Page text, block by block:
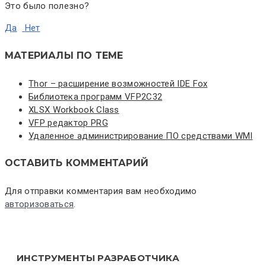
Это было полезно?
Да Нет
МАТЕРИАЛЫ ПО ТЕМЕ
Thor – расширение возможностей IDE Fox
Библиотека программ VFP2C32
XLSX Workbook Class
VFP редактор PRG
Удаленное администрирование ПО средствами WMI
ОСТАВИТЬ КОММЕНТАРИЙ
Для отправки комментария вам необходимо
авторизоваться.
ИНСТРУМЕНТЫ РАЗРАБОТЧИКА